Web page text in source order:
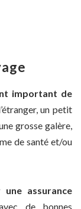
important de
un petit
grosse galère,
de santé et/ou
assurance
de bonnes